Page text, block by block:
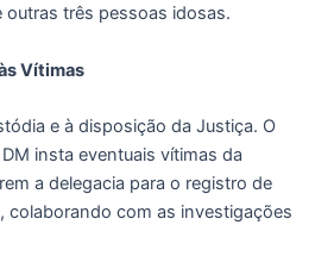
outras três pessoas idosas.
Vítimas
e à disposição da Justiça. O
insta eventuais vítimas da
a delegacia para o registro de
colaborando com as investigações